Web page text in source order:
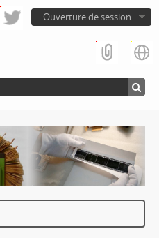
Ouverture de session